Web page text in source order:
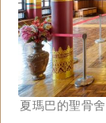
夏瑪巴的聖骨